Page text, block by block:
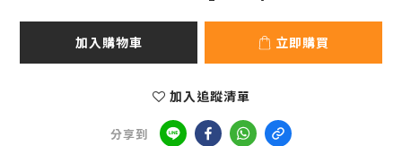
加入購物車 立即購買
加入追蹤清單
分享到